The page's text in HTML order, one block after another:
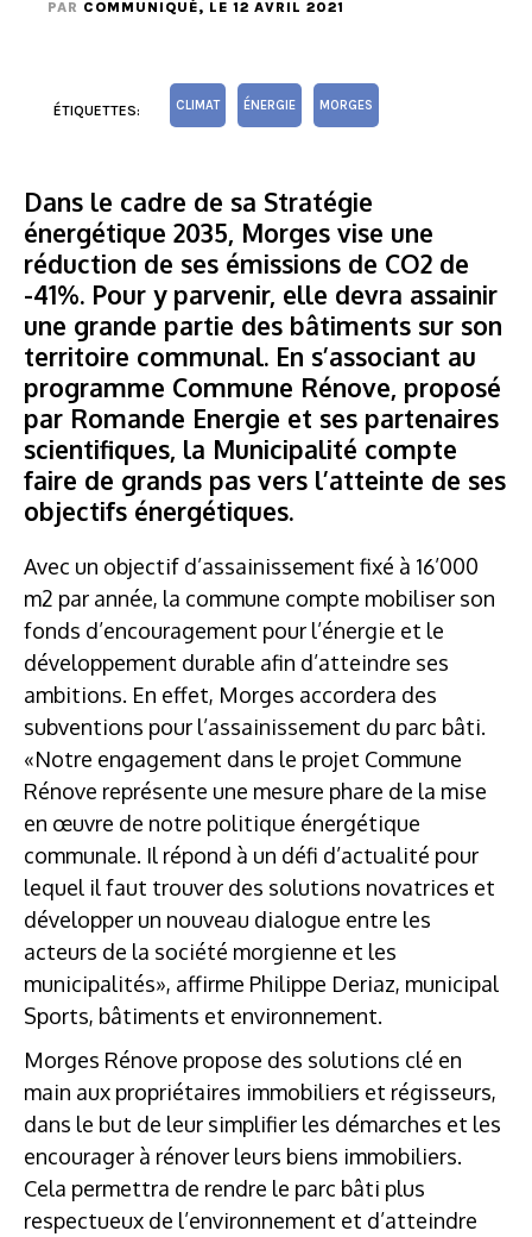
PAR COMMUNIQUÉ, LE 12 AVRIL 2021
ÉTIQUETTES: CLIMAT ÉNERGIE MORGES
Dans le cadre de sa Stratégie
énergétique 2035, Morges vise une
réduction de ses émissions de CO2 de
-41%. Pour y parvenir, elle devra assainir
une grande partie des bâtiments sur son
territoire communal. En s’associant au
programme Commune Rénove, proposé
par Romande Energie et ses partenaires
scientifiques, la Municipalité compte
faire de grands pas vers l’atteinte de ses
objectifs énergétiques.
Avec un objectif d’assainissement fixé à 16’000
m2 par année, la commune compte mobiliser son
fonds d’encouragement pour l’énergie et le
développement durable afin d’atteindre ses
ambitions. En effet, Morges accordera des
subventions pour l’assainissement du parc bâti.
«Notre engagement dans le projet Commune
Rénove représente une mesure phare de la mise
en œuvre de notre politique énergétique
communale. Il répond à un défi d’actualité pour
lequel il faut trouver des solutions novatrices et
développer un nouveau dialogue entre les
acteurs de la société morgienne et les
municipalités», affirme Philippe Deriaz, municipal
Sports, bâtiments et environnement.
Morges Rénove propose des solutions clé en
main aux propriétaires immobiliers et régisseurs,
dans le but de leur simplifier les démarches et les
encourager à rénover leurs biens immobiliers.
Cela permettra de rendre le parc bâti plus
respectueux de l’environnement et d’atteindre